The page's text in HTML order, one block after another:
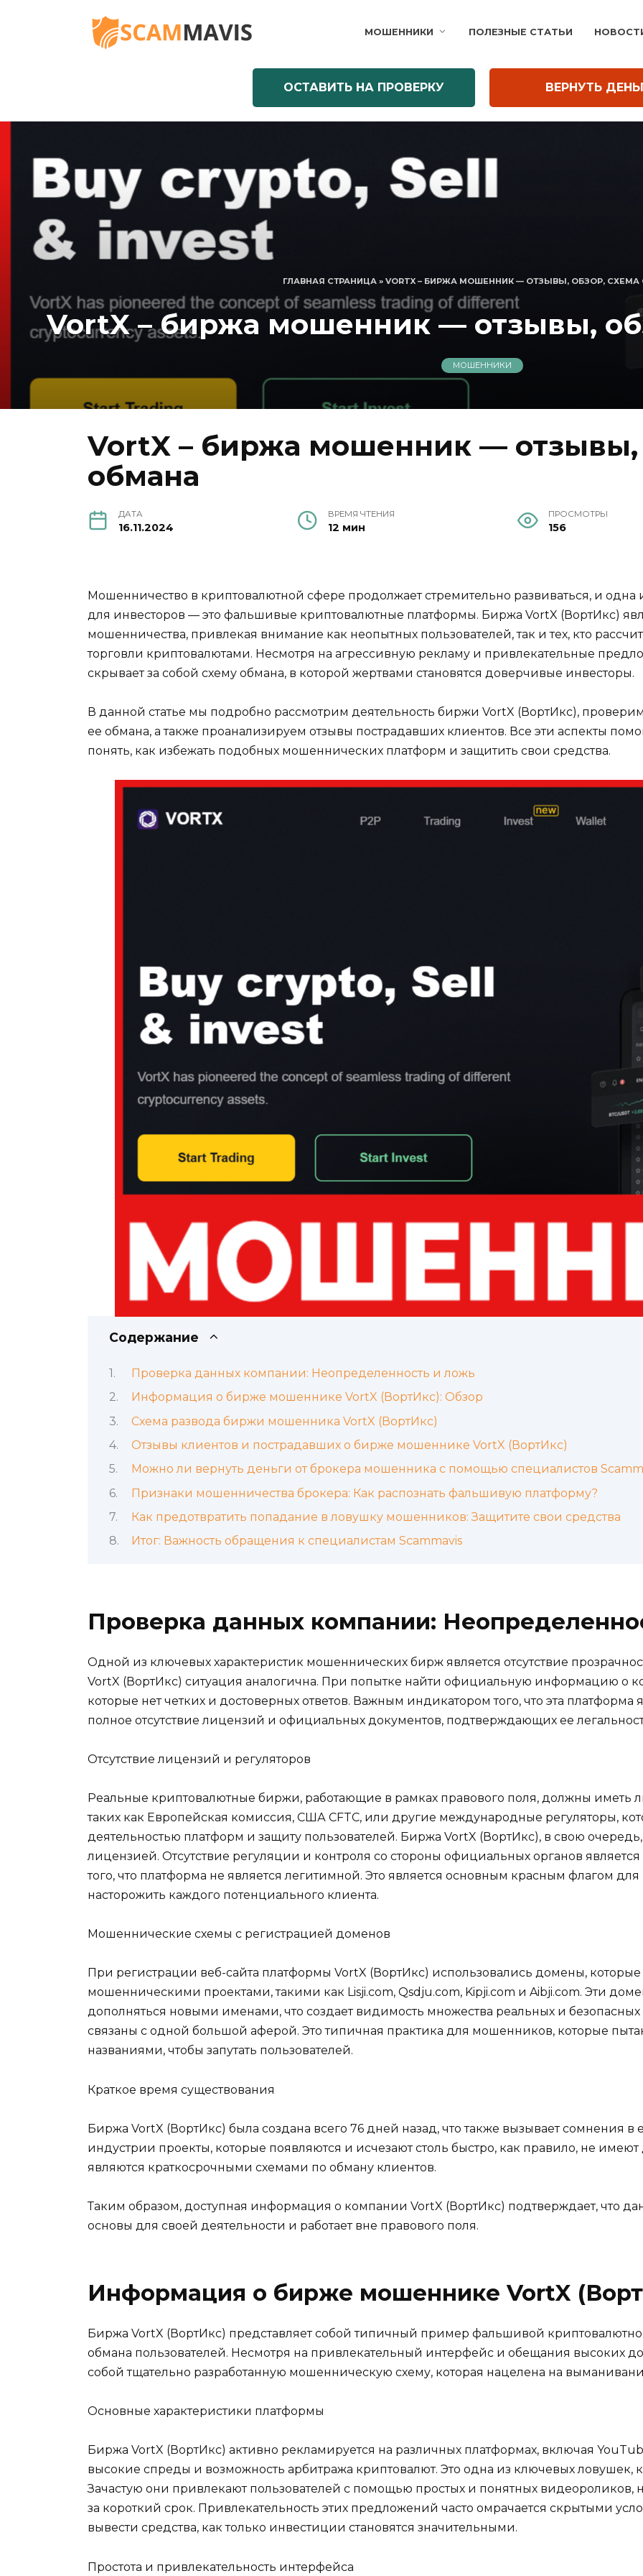
МОШЕННИКИ ПОЛЕЗНЫЕ СТАТЬИ
ОСТАВИТЬ НА ПРОВЕРКУ ВЕРНУТЬ
ГЛАВНАЯ СТРАНИЦА » VORTX – БИРЖА МОШЕННИК — ОТЗЫВЫ, ОБЗОР,
VortX – биржа мошенник — отзывы,
МОШЕННИКИ
VortX – биржа мошенник — отзывы,
обмана
ДАТА
16.11.2024
ВРЕМЯ ЧТЕНИЯ
12 мин
ПРОСМОТРЫ
156
Мошенничество в криптовалютной сфере продолжает стремительно развиваться, и одна
для инвесторов — это фальшивые криптовалютные платформы. Биржа VortX (ВортИкс)
мошенничества, привлекая внимание как неопытных пользователей, так и тех, кто
торговли криптовалютами. Несмотря на агрессивную рекламу и привлекательные
скрывает за собой схему обмана, в которой жертвами становятся доверчивые инвесторы.
В данной статье мы подробно рассмотрим деятельность биржи VortX (ВортИкс),
ее обмана, а также проанализируем отзывы пострадавших клиентов. Все эти аспекты
понять, как избежать подобных мошеннических платформ и защитить свои средства.
Содержание
Проверка данных компании: Неопределенность и ложь
Информация о бирже мошеннике VortX (ВортИкс): Обзор
Схема развода биржи мошенника VortX (ВортИкс)
Отзывы клиентов и пострадавших о бирже мошеннике VortX (ВортИкс)
Можно ли вернуть деньги от брокера мошенника с помощью специалистов
Признаки мошенничества брокера: Как распознать фальшивую платформу?
Как предотвратить попадание в ловушку мошенников: Защитите свои средства
Итог: Важность обращения к специалистам Scammavis
Проверка данных компании:
Одной из ключевых характеристик мошеннических бирж является отсутствие
VortX (ВортИкс) ситуация аналогична. При попытке найти официальную информацию о
которые нет четких и достоверных ответов. Важным индикатором того, что эта
полное отсутствие лицензий и официальных документов, подтверждающих ее
Отсутствие лицензий и регуляторов
Реальные криптовалютные биржи, работающие в рамках правового поля, должны иметь
таких как Европейская комиссия, США CFTC, или другие международные регуляторы,
деятельностью платформ и защиту пользователей. Биржа VortX (ВортИкс), в свою очередь,
лицензией. Отсутствие регуляции и контроля со стороны официальных органов
того, что платформа не является легитимной. Это является основным красным флагом
насторожить каждого потенциального клиента.
Мошеннические схемы с регистрацией доменов
При регистрации веб-сайта платформы VortX (ВортИкс) использовались домены,
мошенническими проектами, такими как Lisji.com, Qsdju.com, Kipji.com и Aibji.com. Эти
дополняться новыми именами, что создает видимость множества реальных и
связаны с одной большой аферой. Это типичная практика для мошенников, которые
названиями, чтобы запутать пользователей.
Краткое время существования
Биржа VortX (ВортИкс) была создана всего 76 дней назад, что также вызывает сомнения
индустрии проекты, которые появляются и исчезают столь быстро, как правило, не
являются краткосрочными схемами по обману клиентов.
Таким образом, доступная информация о компании VortX (ВортИкс) подтверждает, что
основы для своей деятельности и работает вне правового поля.
Информация о бирже мошеннике VortX
Биржа VortX (ВортИкс) представляет собой типичный пример фальшивой
обмана пользователей. Несмотря на привлекательный интерфейс и обещания высоких
собой тщательно разработанную мошенническую схему, которая нацелена на
Основные характеристики платформы
Биржа VortX (ВортИкс) активно рекламируется на различных платформах, включая
высокие спреды и возможность арбитража криптовалют. Это одна из ключевых ловушек,
Зачастую они привлекают пользователей с помощью простых и понятных
за короткий срок. Привлекательность этих предложений часто омрачается скрытыми
вывести средства, как только инвестиции становятся значительными.
Простота и привлекательность интерфейса